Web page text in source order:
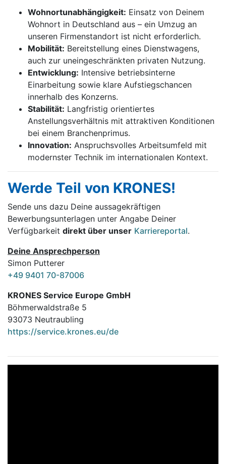
Wohnortunabhängigkeit: Einsatz von Deinem
Wohnort in Deutschland aus – ein Umzug an
unseren Firmenstandort ist nicht erforderlich.
Mobilität: Bereitstellung eines Dienstwagens,
auch zur uneingeschränkten privaten Nutzung.
Entwicklung: Intensive betriebsinterne
Einarbeitung sowie klare Aufstiegschancen
innerhalb des Konzerns.
Stabilität: Langfristig orientiertes
Anstellungsverhältnis mit attraktiven Konditionen
bei einem Branchenprimus.
Innovation: Anspruchsvolles Arbeitsumfeld mit
modernster Technik im internationalen Kontext.
Werde Teil von KRONES!
Sende uns dazu Deine aussage­kräftigen
Bewerbungsunterlagen unter Angabe Deiner
Verfügbarkeit direkt über unser Karriereportal.
Deine Ansprechperson
Simon Putterer
+49 9401 70-87006
KRONES Service Europe GmbH
Böhmerwaldstraße 5
93073 Neutraubling
https://service.krones.eu/de